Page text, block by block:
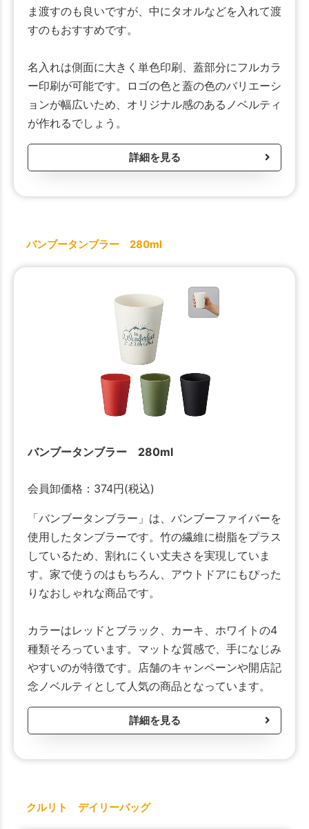
ま渡すのも良いですが、中にタオルなどを入れて渡
すのもおすすめです。
名入れは側面に大きく単色印刷、蓋部分にフルカラ
ー印刷が可能です。ロゴの色と蓋の色のバリエーシ
ョンが幅広いため、オリジナル感のあるノベルティ
が作れるでしょう。
詳細を見る
バンブータンブラー 280ml
バンブータンブラー 280ml
会員卸価格： 374円(税込)
「バンブータンブラー」は、バンブーファイバーを
使用したタンブラーです。竹の繊維に樹脂をプラス
しているため、割れにくい丈夫さを実現していま
す。家で使うのはもちろん、アウトドアにもぴった
りなおしゃれな商品です。
カラーはレッドとブラック、カーキ、ホワイトの4
種類そろっています。マットな質感で、手になじみ
やすいのが特徴です。店舗のキャンペーンや開店記
念ノベルティとして人気の商品となっています。
詳細を見る
クルリト デイリーバッグ